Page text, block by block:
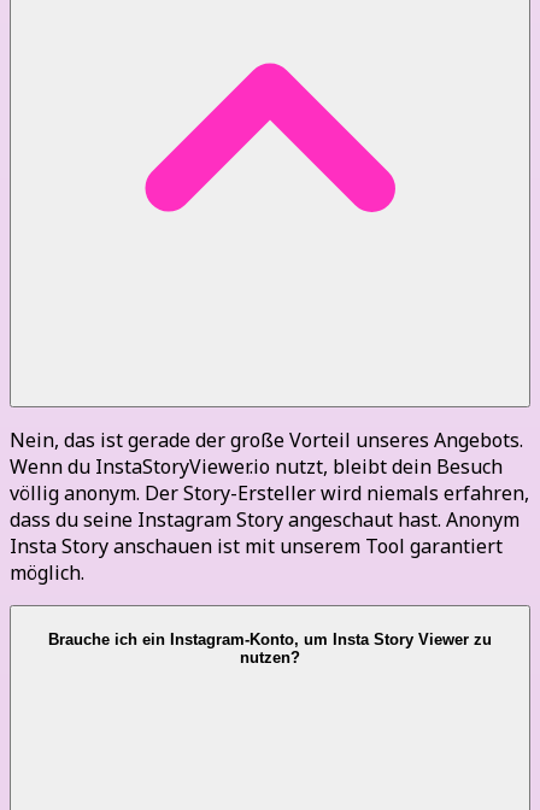
Nein, das ist gerade der große Vorteil unseres Angebots.
Wenn du InstaStoryViewer.io nutzt, bleibt dein Besuch
völlig anonym. Der Story-Ersteller wird niemals erfahren,
dass du seine Instagram Story angeschaut hast. Anonym
Insta Story anschauen ist mit unserem Tool garantiert
möglich.
Brauche ich ein Instagram-Konto, um Insta Story Viewer zu
nutzen?